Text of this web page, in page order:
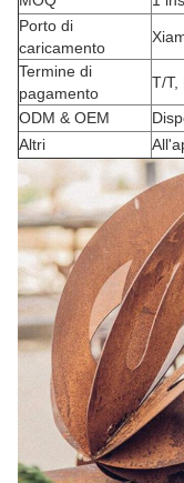
Porto di
caricamento
Termine di
pagamento
T/T,
ODM & OEM
Altri